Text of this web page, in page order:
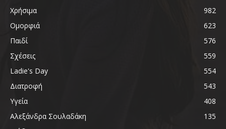
Χρήσιμα
982
Ομορφιά
623
Παιδί
576
Σχέσεις
559
Ladie's Day
554
Διατροφή
543
Υγεία
408
Αλεξάνδρα Σουλαδάκη
135